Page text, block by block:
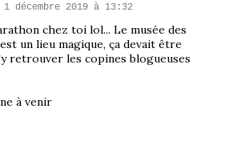
1 décembre 2019 à 13:32
chez toi lol... Le musée des
un lieu magique, ça devait être
retrouver les copines blogueuses
à venir